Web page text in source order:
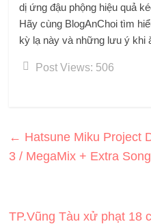
dị ứng đậu phộng hiệu quả
Hãy cùng BlogAnChoi tìm
kỳ lạ này và những lưu ý khi
Post Views: 506
← Hatsune Miku Project
3 / MegaMix + Extra
TP.Vũng Tàu xử phạt 18